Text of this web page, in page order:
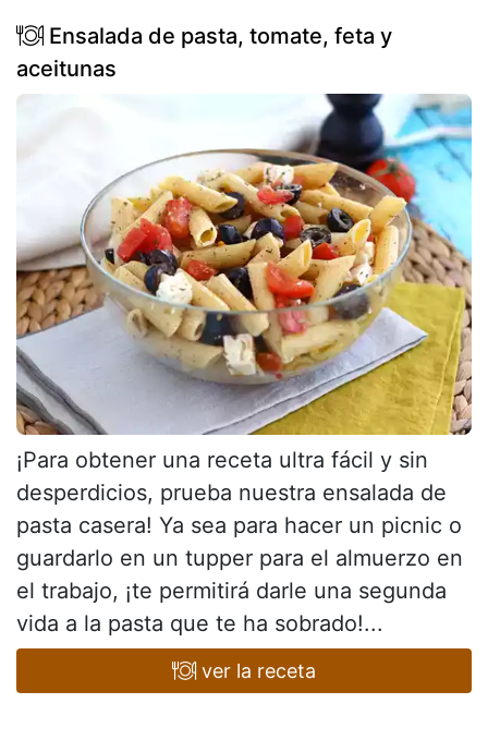
Ensalada de pasta, tomate, feta y
aceitunas
¡Para obtener una receta ultra fácil y sin
desperdicios, prueba nuestra ensalada de
pasta casera! Ya sea para hacer un picnic o
guardarlo en un tupper para el almuerzo en
el trabajo, ¡te permitirá darle una segunda
vida a la pasta que te ha sobrado!...
ver la receta